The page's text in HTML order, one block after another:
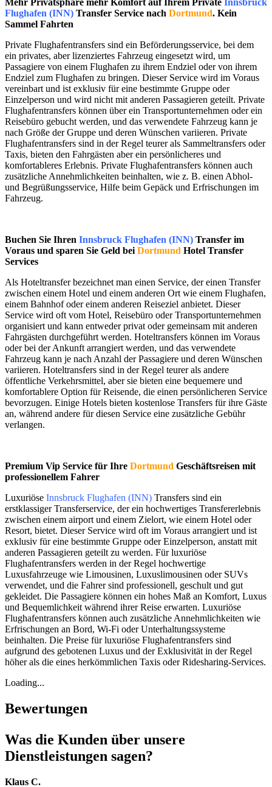
Flughafen (INN) Transfer Service nach Dortmund. Kein
Sammel Fahrten
Private Flughafentransfers sind ein Beförderungsservice, bei dem
ein privates, aber lizenziertes Fahrzeug eingesetzt wird, um
Passagiere von einem Flughafen zu ihrem Endziel oder von ihrem
Endziel zum Flughafen zu bringen. Dieser Service wird im Voraus
vereinbart und ist exklusiv für eine bestimmte Gruppe oder
Einzelperson und wird nicht mit anderen Passagieren geteilt. Private
Flughafentransfers können über ein Transportunternehmen oder ein
Reisebüro gebucht werden, und das verwendete Fahrzeug kann je
nach Größe der Gruppe und deren Wünschen variieren. Private
Flughafentransfers sind in der Regel teurer als Sammeltransfers oder
Taxis, bieten den Fahrgästen aber ein persönlicheres und
komfortableres Erlebnis. Private Flughafentransfers können auch
zusätzliche Annehmlichkeiten beinhalten, wie z. B. einen Abhol-
und Begrüßungsservice, Hilfe beim Gepäck und Erfrischungen im
Fahrzeug.
Buchen Sie Ihren Innsbruck Flughafen (INN) Transfer im
Voraus und sparen Sie Geld bei Dortmund Hotel Transfer
Services
Als Hoteltransfer bezeichnet man einen Service, der einen Transfer
zwischen einem Hotel und einem anderen Ort wie einem Flughafen,
einem Bahnhof oder einem anderen Reiseziel anbietet. Dieser
Service wird oft vom Hotel, Reisebüro oder Transportunternehmen
organisiert und kann entweder privat oder gemeinsam mit anderen
Fahrgästen durchgeführt werden. Hoteltransfers können im Voraus
oder bei der Ankunft arrangiert werden, und das verwendete
Fahrzeug kann je nach Anzahl der Passagiere und deren Wünschen
variieren. Hoteltransfers sind in der Regel teurer als andere
öffentliche Verkehrsmittel, aber sie bieten eine bequemere und
komfortablere Option für Reisende, die einen persönlicheren Service
bevorzugen. Einige Hotels bieten kostenlose Transfers für ihre Gäste
an, während andere für diesen Service eine zusätzliche Gebühr
verlangen.
Premium Vip Service für Ihre Dortmund Geschäftsreisen mit
professionellem Fahrer
Luxuriöse Innsbruck Flughafen (INN) Transfers sind ein
erstklassiger Transferservice, der ein hochwertiges Transfererlebnis
zwischen einem airport und einem Zielort, wie einem Hotel oder
Resort, bietet. Dieser Service wird oft im Voraus arrangiert und ist
exklusiv für eine bestimmte Gruppe oder Einzelperson, anstatt mit
anderen Passagieren geteilt zu werden. Für luxuriöse
Flughafentransfers werden in der Regel hochwertige
Luxusfahrzeuge wie Limousinen, Luxuslimousinen oder SUVs
verwendet, und die Fahrer sind professionell, geschult und gut
gekleidet. Die Passagiere können ein hohes Maß an Komfort, Luxus
und Bequemlichkeit während ihrer Reise erwarten. Luxuriöse
Flughafentransfers können auch zusätzliche Annehmlichkeiten wie
Erfrischungen an Bord, Wi-Fi oder Unterhaltungssysteme
beinhalten. Die Preise für luxuriöse Flughafentransfers sind
aufgrund des gebotenen Luxus und der Exklusivität in der Regel
höher als die eines herkömmlichen Taxis oder Ridesharing-Services.
Loading...
Bewertungen
Was die Kunden über unsere
Dienstleistungen sagen?
Klaus C.